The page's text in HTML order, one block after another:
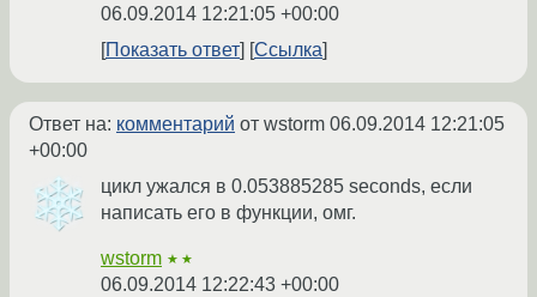
06.09.2014 12:21:05 +00:00
Показать ответ
Ссылка
Ответ на: комментарий от wstorm 06.09.2014 12:21:05
+00:00
цикл ужался в 0.053885285 seconds, если
написать его в функции, омг.
wstorm ★★
06.09.2014 12:22:43 +00:00